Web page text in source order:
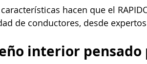
características hacen que el
de conductores, desde
interior